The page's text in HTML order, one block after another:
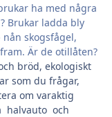
ha med några
Brukar ladda bly
skogsfågel,
Är de otillåten?
bröd, ekologiskt
som du frågar,
om varaktig
halvauto och